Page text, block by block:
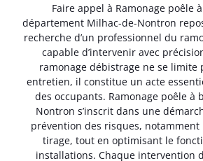
Faire appel à Ramonage poêle
département Milhac-de-Nontron
recherche d’un professionnel du
capable d’intervenir avec
ramonage débistrage ne se limite
entretien, il constitue un acte
des occupants. Ramonage poêle à
Nontron s’inscrit dans une
prévention des risques, notamment
tirage, tout en optimisant le
installations. Chaque intervention